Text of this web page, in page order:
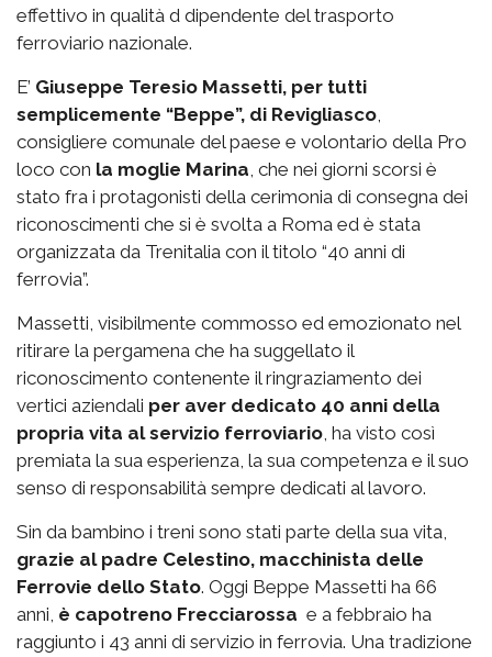
effettivo in qualità d dipendente del trasporto
ferroviario nazionale.
E’ Giuseppe Teresio Massetti, per tutti
semplicemente “Beppe”, di Revigliasco
consigliere comunale del paese e volontario della Pro
loco con la moglie Marina , che nei giorni scorsi è
stato fra i protagonisti della cerimonia di consegna dei
riconoscimenti che si è svolta a Roma ed è stata
organizzata da Trenitalia con il titolo “40 anni di
ferrovia”.
Massetti, visibilmente commosso ed emozionato nel
ritirare la pergamena che ha suggellato il
riconoscimento contenente il ringraziamento dei
vertici aziendali per aver dedicato 40 anni della
propria vita al servizio ferroviario , ha visto così
premiata la sua esperienza, la sua competenza e il suo
senso di responsabilità sempre dedicati al lavoro.
Sin da bambino i treni sono stati parte della sua vita,
grazie al padre Celestino, macchinista delle
Ferrovie dello Stato. Oggi Beppe Massetti ha 66
anni, è capotreno Frecciarossa e a febbraio ha
raggiunto i 43 anni di servizio in ferrovia. Una tradizione